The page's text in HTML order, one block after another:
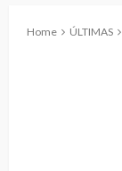
Home ÚLTIMAS